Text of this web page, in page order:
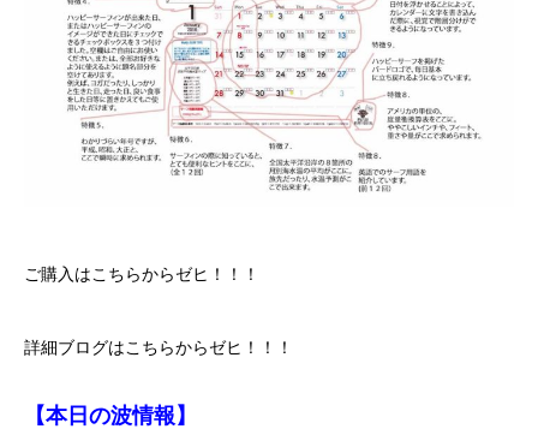
ご購入はこちらからゼヒ！！！
詳細ブログはこちらからゼヒ！！！
【本日の波情報】